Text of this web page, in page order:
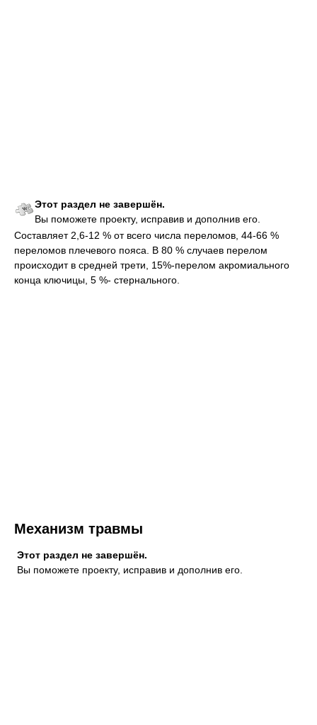
Этот раздел не завершён.
Вы поможете проекту, исправив и дополнив его.
Составляет 2,6-12 % от всего числа переломов, 44-66 %
переломов плечевого пояса. В 80 % случаев перелом
происходит в средней трети, 15%-перелом акромиального
конца ключицы, 5 %- стернального.
Механизм травмы
Этот раздел не завершён.
Вы поможете проекту, исправив и дополнив его.